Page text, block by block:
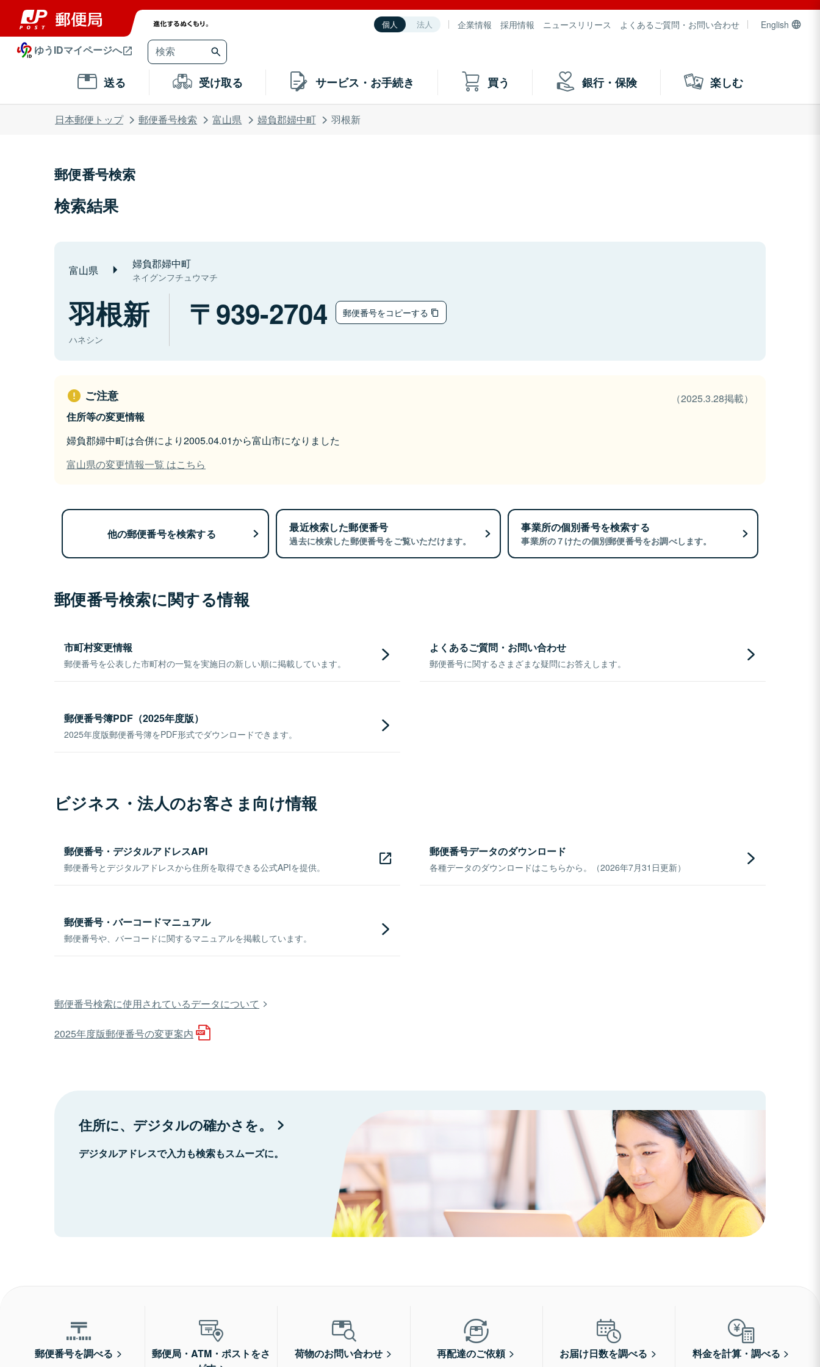
個人 法人 企業情報 採用情報 ニュースリリース よくあるご質問・お問い合わせ English
ゆうIDマイページへ
送る 受け取る サービス・お手続き 買う 銀行・保険 楽しむ
日本郵便トップ 郵便番号検索 富山県 婦負郡婦中町 羽根新
郵便番号検索
検索結果
富山県 婦負郡婦中町
ネイグンフチュウマチ
羽根新
ハネシン
939-2704 郵便番号をコピーする
ご注意
（2025.3.28掲載）
住所等の変更情報
婦負郡婦中町は合併により2005.04.01から富山市になりました
富山県の変更情報一覧 はこちら
他の郵便番号を検索する 最近検索した郵便番号
過去に検索した郵便番号をご覧いただけます。
事業所の個別番号を検索する
事業所の７けたの個別郵便番号をお調べします。
郵便番号検索に関する情報
市町村変更情報
郵便番号を公表した市町村の一覧を実施日の新しい順に掲載しています。
よくあるご質問・お問い合わせ
郵便番号に関するさまざまな疑問にお答えします。
郵便番号簿PDF（2025年度版）
2025年度版郵便番号簿をPDF形式でダウンロードできます。
ビジネス・法人のお客さま向け情報
郵便番号・デジタルアドレスAPI
郵便番号とデジタルアドレスから住所を取得できる公式APIを提供。
郵便番号データのダウンロード
各種データのダウンロードはこちらから。（2026年7月31日更新）
郵便番号・バーコードマニュアル
郵便番号や、バーコードに関するマニュアルを掲載しています。
郵便番号検索に使用されているデータについて
2025年度版郵便番号の変更案内
住所に、デジタルの確かさを。
デジタルアドレスで入力も検索もスムーズに。
郵便番号を調べる
郵便局・ATM・ポストをさ
荷物のお問い合わせ 再配達のご依頼 お届け日数を調べる 料金を計算・調べる